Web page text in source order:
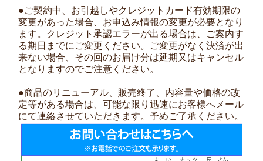
●ご契約中、お引越しやクレジットカード有効期限の
変更があった場合、お申込み情報の変更が必要となり
ます。クレジット承認エラーが出る場合は、ご案内す
る期日までにご変更ください。ご変更がなく決済が出
来ない場合、その回のお届け分は延期又はキャンセル
となりますのでご注意ください。
●商品のリニューアル、販売終了、内容量や価格の改
定等がある場合は、可能な限り迅速にお客様へメール
にて連絡させていただきます。予めご了承ください。